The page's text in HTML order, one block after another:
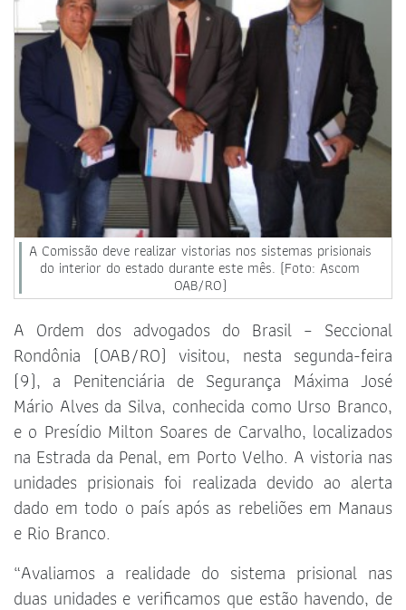
A Comissão deve realizar vistorias nos sistemas prisionais
do interior do estado durante este mês. (Foto: Ascom
OAB/RO)
A Ordem dos advogados do Brasil – Seccional
Rondônia (OAB/RO) visitou, nesta segunda-feira
(9), a Penitenciária de Segurança Máxima José
Mário Alves da Silva, conhecida como Urso Branco,
e o Presídio Milton Soares de Carvalho, localizados
na Estrada da Penal, em Porto Velho. A vistoria nas
unidades prisionais foi realizada devido ao alerta
dado em todo o país após as rebeliões em Manaus
e Rio Branco.
“Avaliamos a realidade do sistema prisional nas
duas unidades e verificamos que estão havendo, de